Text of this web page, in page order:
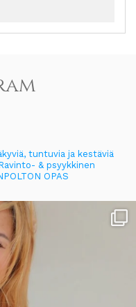
tuntuvia ja kestäviä
& psyykkinen
OPAS